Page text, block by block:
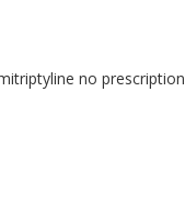
no prescription